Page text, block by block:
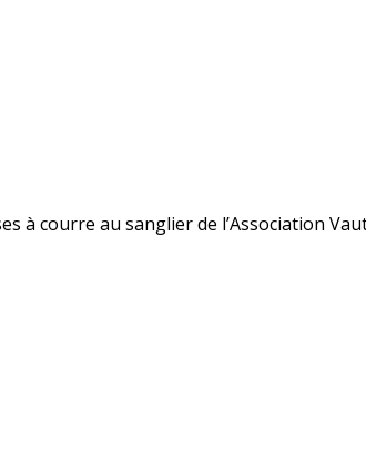
à courre au sanglier de l’Association